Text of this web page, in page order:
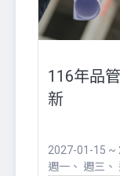
116年品
新
2027-01-15 ~
週一
週三